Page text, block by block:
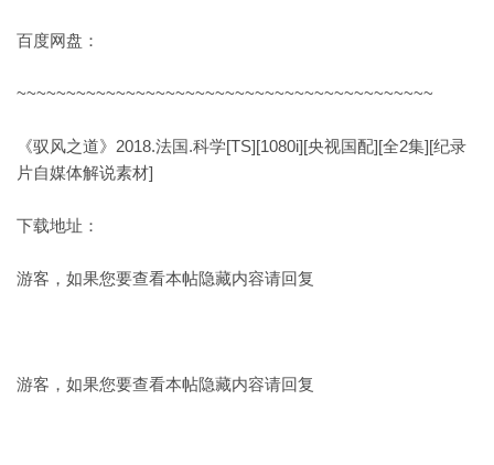
百度网盘：
~~~~~~~~~~~~~~~~~~~~~~~~~~~~~~~~~~~~~~~~~~
《驭风之道》2018.法国.科学[TS][1080i][央视国配][全2集][纪录
片自媒体解说素材]
下载地址：
游客，如果您要查看本帖隐藏内容请回复
游客，如果您要查看本帖隐藏内容请回复